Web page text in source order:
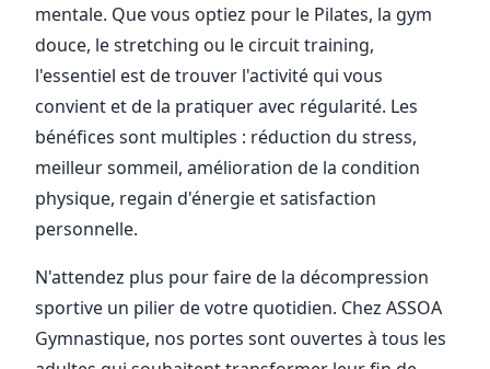
mentale. Que vous optiez pour le Pilates, la gym
douce, le stretching ou le circuit training,
l'essentiel est de trouver l'activité qui vous
convient et de la pratiquer avec régularité. Les
bénéfices sont multiples : réduction du stress,
meilleur sommeil, amélioration de la condition
physique, regain d'énergie et satisfaction
personnelle.
N'attendez plus pour faire de la décompression
sportive un pilier de votre quotidien. Chez ASSOA
Gymnastique, nos portes sont ouvertes à tous les